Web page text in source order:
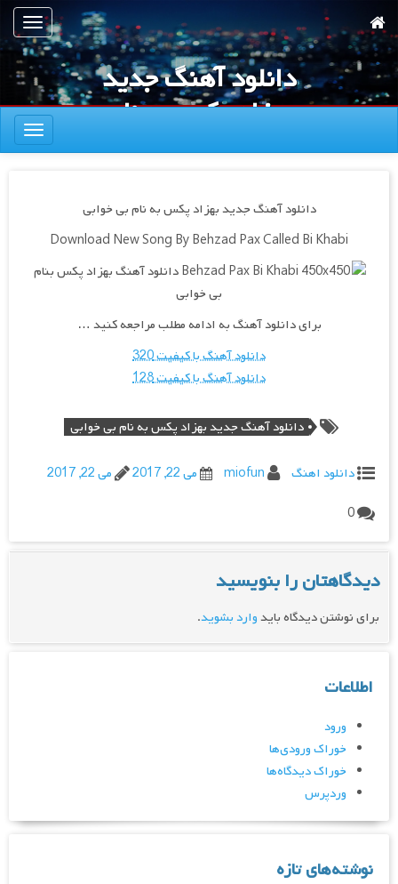
به
محتوای
اصلی
ناوبری
دانلود آهنگ جدید
بهزاد پکس به نام
بی خوابی
ناوبری
دانلود آهنگ جدید بهزاد پکس به نام بی خوابی
Download New Song By Behzad Pax Called Bi Khabi
برای دانلود آهنگ به ادامه مطلب مراجعه کنید …
دانلود آهنگ با کیفیت 320
دانلود آهنگ با کیفیت 128
دانلود آهنگ جدید بهزاد پکس به نام بی خوابی
دانلود اهنگ miofun می 22, 2017
می 22, 2017
0
دیدگاهتان را بنویسید
برای نوشتن دیدگاه بایدوارد بشوید.
اطلاعات
ورود
خوراک ورودی‌ها
خوراک دیدگاه‌ها
وردپرس
نوشته‌های تازه